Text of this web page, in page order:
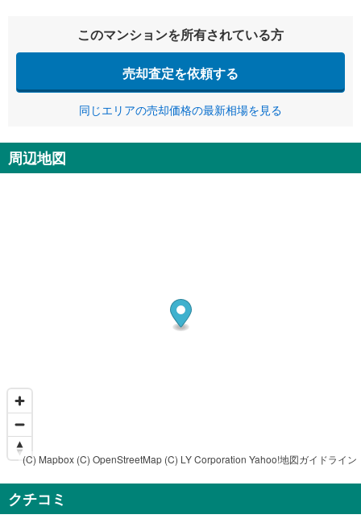
このマンションを所有されている方
売却査定を依頼する
同じエリアの売却価格の最新相場を見る
周辺地図
(C) Mapbox (C) OpenStreetMap (C) LY Corporation Yahoo!地図ガイドライン
クチコミ